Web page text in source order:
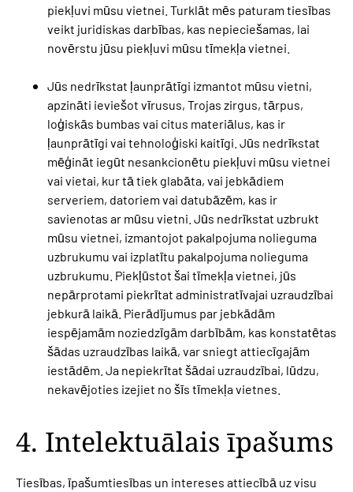
piekļuvi mūsu vietnei. Turklāt mēs paturam tiesības
veikt juridiskas darbības, kas nepieciešamas, lai
novērstu jūsu piekļuvi mūsu tīmekļa vietnei.
Jūs nedrīkstat ļaunprātīgi izmantot mūsu vietni,
apzināti ieviešot vīrusus, Trojas zirgus, tārpus,
loģiskās bumbas vai citus materiālus, kas ir
ļaunprātīgi vai tehnoloģiski kaitīgi. Jūs nedrīkstat
mēģināt iegūt nesankcionētu piekļuvi mūsu vietnei
vai vietai, kur tā tiek glabāta, vai jebkādiem
serveriem, datoriem vai datubāzēm, kas ir
savienotas ar mūsu vietni. Jūs nedrīkstat uzbrukt
mūsu vietnei, izmantojot pakalpojuma nolieguma
uzbrukumu vai izplatītu pakalpojuma nolieguma
uzbrukumu. Piekļūstot šai tīmekļa vietnei, jūs
nepārprotami piekrītat administratīvajai uzraudzībai
jebkurā laikā. Pierādījumus par jebkādām
iespējamām noziedzīgām darbībām, kas konstatētas
šādas uzraudzības laikā, var sniegt attiecīgajām
iestādēm. Ja nepiekrītat šādai uzraudzībai, lūdzu,
nekavējoties izejiet no šīs tīmekļa vietnes.
4. Intelektuālais īpašums
Tiesības, īpašumtiesības un intereses attiecībā uz visu